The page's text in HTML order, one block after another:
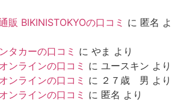
販 BIKINISTOKYOの口コミ に 匿名 よ
タカーの口コミ に やま より
ンラインの口コミ に ユースキン より
ンラインの口コミ に ２７歳 男 より
ンラインの口コミ に 匿名 より